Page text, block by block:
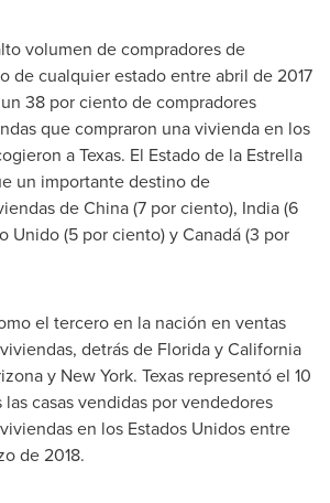
volumen de compradores de
de cualquier estado entre abril de 2017
38 por ciento de compradores
que compraron una vivienda en los
aTexas. El Estado de la Estrella
un importante destino de
deChina(7 por ciento), India(6
Unido (5 por ciento) y Canadá (3 por
el tercero en la nación en ventas
detrás de FloridayCalifornia
y New York. Texas representó el 10
casas vendidas por vendedores
en los Estados Unidos entre
de 2018.